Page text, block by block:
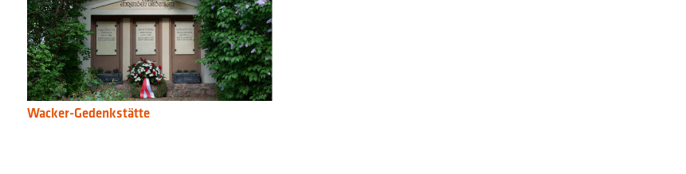
Wacker-Gedenkstätte